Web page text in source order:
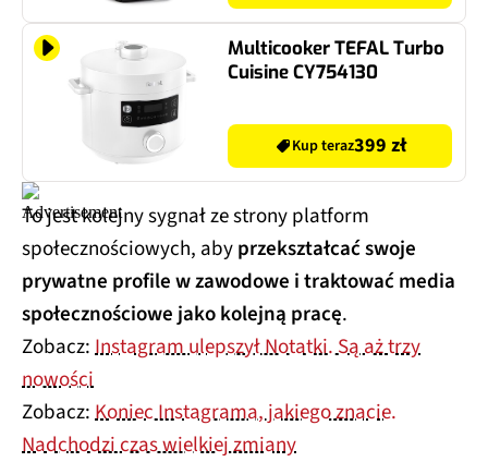
Multicooker TEFAL Turbo
Cuisine CY754130
Kup teraz399 zł
To jest kolejny sygnał ze strony platform
społecznościowych, abyprzekształcać swoje
prywatne profile w zawodowe i traktować media
społecznościowe jako kolejną pracę.
Zobacz:Instagram ulepszył Notatki. Są aż trzy
nowości
Zobacz:Koniec Instagrama, jakiego znacie.
Nadchodzi czas wielkiej zmiany